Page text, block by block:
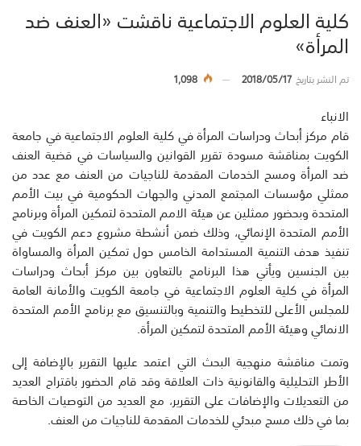
كلية العلوم الاجتماعية ناقشت «العنف ضد
المرأة»
تم النشر بتاريخ2018/05/17
1,098
الانباء
قام مركز أبحاث ودراسات المرأة في كلية العلوم الاجتماعية في جامعة
الكويت بمناقشة مسودة تقرير القوانين والسياسات في قضية العنف
ضد المرأة ومسح الخدمات المقدمة للناجيات من العنف مع عدد من
ممثلي مؤسسات المجتمع المدني والجهات الحكومية في بيت الأمم
المتحدة وبحضور ممثلين عن هيئة الامم المتحدة لتمكين المرأة وبرنامج
الأمم المتحدة الإنمائي، وذلك ضمن أنشطة مشروع دعم الكويت في
تنفيذ هدف التنمية المستدامة الخامس حول تمكين المرأة والمساواة
بين الجنسين ويأتي هذا البرنامج بالتعاون بين مركز أبحاث ودراسات
المرأة في كلية العلوم الاجتماعية في جامعة الكويت والأمانة العامة
للمجلس الأعلى للتخطيط والتنمية وبالتنسيق مع برنامج الأمم المتحدة
الانمائي وهيئة الأمم المتحدة لتمكين المرأة.
وتمت مناقشة منهجية البحث التي اعتمد عليها التقرير بالإضافة إلى
الأطر التحليلية والقانونية ذات العلاقة وقد قام الحضور باقتراح العديد
من التعديلات والإضافات على التقرير، مع العديد من التوصيات الخاصة
بما في ذلك مسح مبدئي للخدمات المقدمة للناجيات من العنف.